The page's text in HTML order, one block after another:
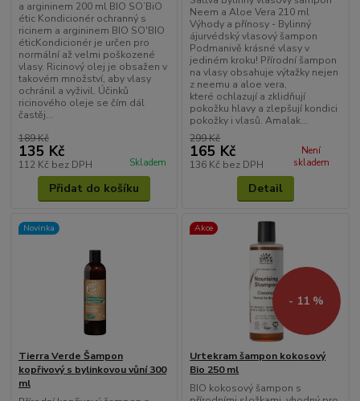
a argininem 200 ml BIO SO’BiO
étic Kondicionér ochranný s
ricinem a argininem BIO SO'BIO
éticKondicionér je určen pro
normální až velmi poškozené
vlasy. Ricinový olej je obsažen v
takovém množství, aby vlasy
ochránil a vyživil. Účinků
ricinového oleje se čím dál
častěj...
189 Kč
135 Kč
112 Kč bez DPH Skladem
Přidat do košíku
Neem a Aloe Vera 210 ml
Výhody a přínosy - Bylinný
ájurvédský vlasový šampon
Podmanivě krásné vlasy v
jediném kroku! Přírodní šampon
na vlasy obsahuje výtažky nejen
z neemu a aloe vera,
které ochlazují a zklidňují
pokožku hlavy a zlepšují kondici
pokožky i vlasů. Amalak...
299 Kč
165 Kč
136 Kč bez DPH
Není
skladem
Detail
Novinka
Tierra Verde Šampon
kopřivový s bylinkovou vůní 300
ml
Akce
- 11 %
Urtekram šampon kokosový
Bio 250 ml
BIO kokosový šampon s